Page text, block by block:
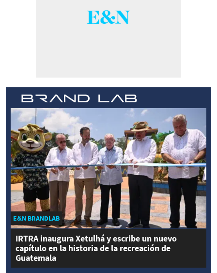
E&N BRANDLAB
IRTRA inaugura Xetulhá y escribe un nuevo
capítulo en la historia de la recreación de
Guatemala